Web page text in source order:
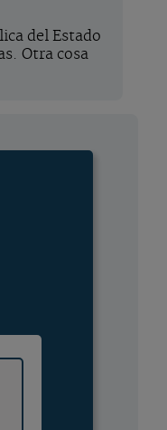
del Estado
Otra cosa